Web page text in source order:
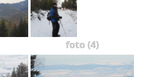
foto (4)